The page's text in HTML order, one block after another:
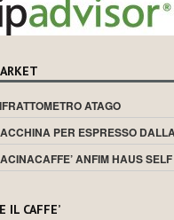
ATAGO
PER ESPRESSO
ANFIM HAUS SELF
IL CAFFE’